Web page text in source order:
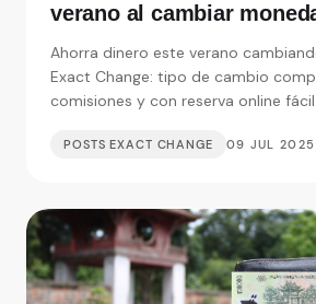
verano al cambiar
Ahorra dinero este verano
Exact Change: tipo de cambio
comisiones y con reserva online fácil
POSTS EXACT CHANGE 09 JUL 2025